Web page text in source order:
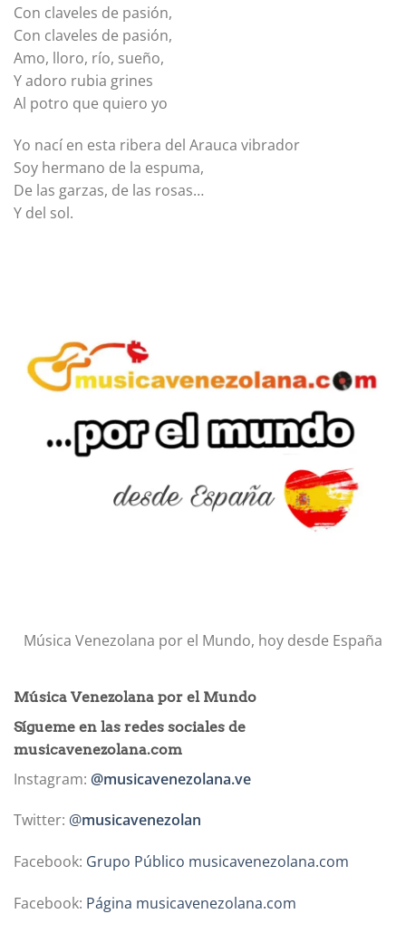
Con claveles de pasión,
Con claveles de pasión,
Amo, lloro, río, sueño,
Y adoro rubia grines
Al potro que quiero yo
Yo nací en esta ribera del Arauca vibrador
Soy hermano de la espuma,
De las garzas, de las rosas…
Y del sol.
Música Venezolana por el Mundo, hoy desde España
Música Venezolana por el Mundo
Sígueme en las redes sociales de
musicavenezolana.com
Instagram: @musicavenezolana.ve
Twitter: @musicavenezolan
Facebook: Grupo Público musicavenezolana.com
Facebook: Página musicavenezolana.com